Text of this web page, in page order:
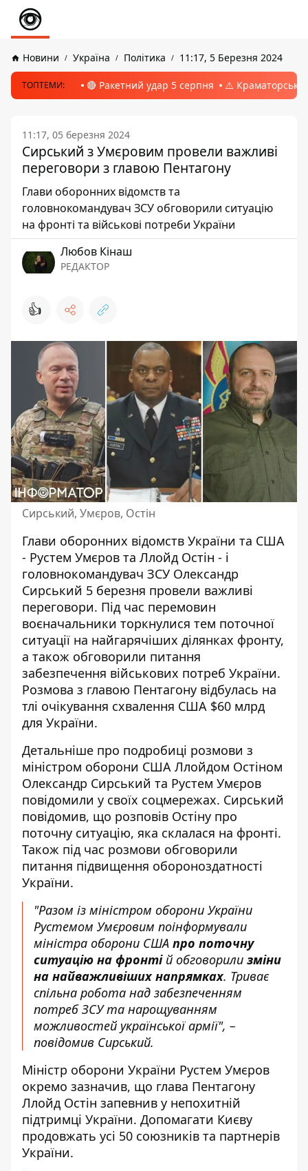
Новини Україна Політика 11:17, 5 Березня 2024
ТОПТЕМИ: 🔴 Ракетний удар 5 серпня ⚠️ Краматорськ,
11:17, 05 березня 2024
Сирський з Умєровим провели важливі
переговори з главою Пентагону
Глави оборонних відомств та
головнокомандувач ЗСУ обговорили ситуацію
на фронті та військові потреби України
Любов Кінаш
РЕДАКТОР
👍
Сирський, Умєров, Остін
Глави оборонних відомств України та США
- Рустем Умєров та Ллойд Остін - і
головнокомандувач ЗСУ Олександр
Сирський 5 березня провели важливі
переговори. Під час перемовин
воєначальники торкнулися тем поточної
ситуації на найгарячіших ділянках фронту,
а також обговорили питання
забезпечення військових потреб України.
Розмова з главою Пентагону відбулась на
тлі очікування схвалення США $60 млрд
для України.
Детальніше про подробиці розмови з
міністром оборони США Ллойдом Остіном
Олександр Сирський та Рустем Умєров
повідомили у своїх соцмережах. Сирський
повідомив, що розповів Остіну про
поточну ситуацію, яка склалася на фронті.
Також під час розмови обговорили
питання підвищення обороноздатності
України.
"Разом із міністром оборони України
Рустемом Умєровим поінформували
міністра оборони США про поточну
ситуацію на фронтій обговорили зміни
на найважливіших напрямках. Триває
спільна робота над забезпеченням
потреб ЗСУ та нарощуванням
можливостей української армії", –
повідомив Сирський.
Міністр оборони України Рустем Умєров
окремо зазначив, що глава Пентагону
Ллойд Остін запевнив у непохитній
підтримці України. Допомагати Києву
продовжать усі 50 союзників та партнерів
України.